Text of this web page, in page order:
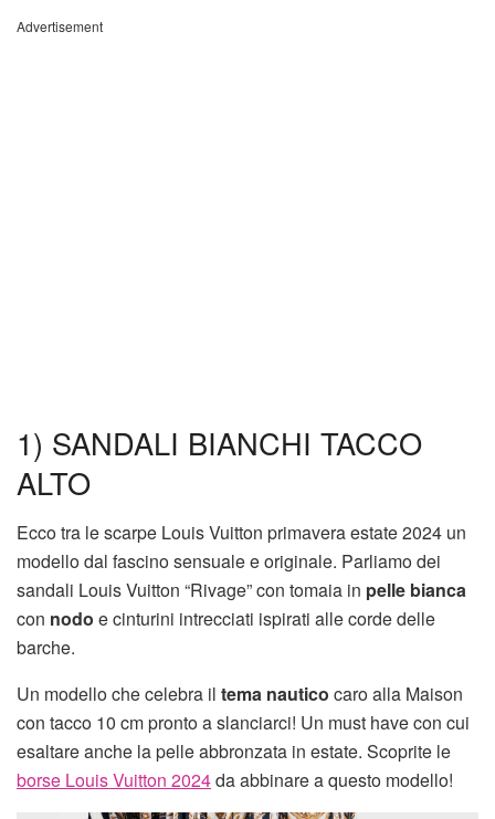
Advertisement
1) SANDALI BIANCHI TACCO
ALTO
Ecco tra le scarpe Louis Vuitton primavera estate 2024 un
modello dal fascino sensuale e originale. Parliamo dei
sandali Louis Vuitton “Rivage” con tomaia in pelle bianca
con nodo e cinturini intrecciati ispirati alle corde delle
barche.
Un modello che celebra il tema nautico caro alla Maison
con tacco 10 cm pronto a slanciarci! Un must have con cui
esaltare anche la pelle abbronzata in estate. Scoprite le
borse Louis Vuitton 2024da abbinare a questo modello!